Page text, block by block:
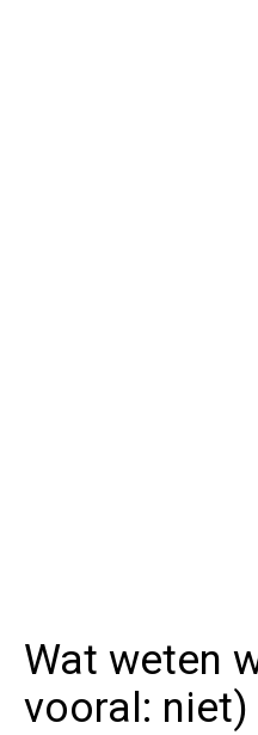
Wat weten
vooral: niet)